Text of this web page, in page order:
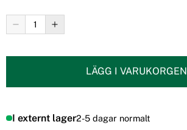
LÄGG I VARUKORGEN
I externt lager2-5 dagar normalt